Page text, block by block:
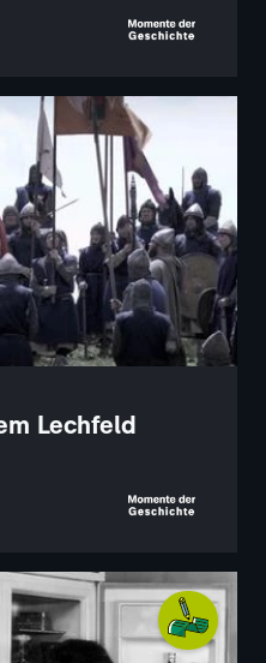
Lechfeld